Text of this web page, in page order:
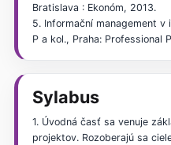
Bratislava : Ekonóm, 2013.
5. Informační management
P a kol., Praha: Professional
Sylabus
1. Úvodná časť sa venuje
projektov. Rozoberajú sa